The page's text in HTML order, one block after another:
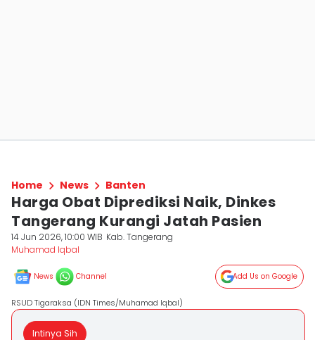
Home News Banten
Harga Obat Diprediksi Naik, Dinkes
Tangerang Kurangi Jatah Pasien
14 Jun 2026, 10:00 WIB Kab. Tangerang
Muhamad Iqbal
News Channel Add Us on Google
RSUD Tigaraksa (IDN Times/Muhamad Iqbal)
Intinya Sih